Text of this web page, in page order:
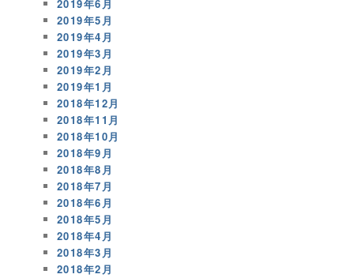
2019年6月
2019年5月
2019年4月
2019年3月
2019年2月
2019年1月
2018年12月
2018年11月
2018年10月
2018年9月
2018年8月
2018年7月
2018年6月
2018年5月
2018年4月
2018年3月
2018年2月